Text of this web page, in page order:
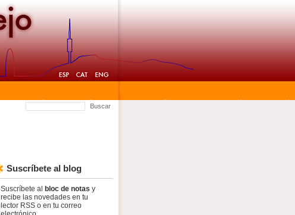
Buscar
Suscríbete al blog
Suscríbete al bloc de notas y
recibe las novedades en tu
lector RSS o en tu correo